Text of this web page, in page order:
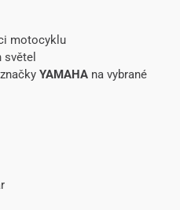
motocyklu
světel
YAMAHA na vybrané